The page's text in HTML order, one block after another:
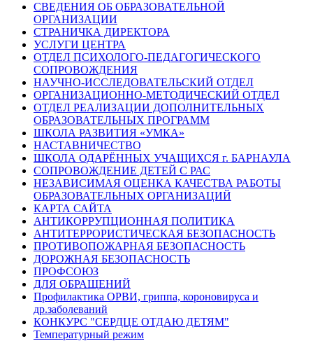
СВЕДЕНИЯ ОБ ОБРАЗОВАТЕЛЬНОЙ
ОРГАНИЗАЦИИ
СТРАНИЧКА ДИРЕКТОРА
УСЛУГИ ЦЕНТРА
ОТДЕЛ ПСИХОЛОГО-ПЕДАГОГИЧЕСКОГО
СОПРОВОЖДЕНИЯ
НАУЧНО-ИССЛЕДОВАТЕЛЬСКИЙ ОТДЕЛ
ОРГАНИЗАЦИОННО-МЕТОДИЧЕСКИЙ ОТДЕЛ
ОТДЕЛ РЕАЛИЗАЦИИ ДОПОЛНИТЕЛЬНЫХ
ОБРАЗОВАТЕЛЬНЫХ ПРОГРАММ
ШКОЛА РАЗВИТИЯ «УМКА»
НАСТАВНИЧЕСТВО
ШКОЛА ОДАРЁННЫХ УЧАЩИХСЯ г. БАРНАУЛА
СОПРОВОЖДЕНИЕ ДЕТЕЙ С РАС
НЕЗАВИСИМАЯ ОЦЕНКА КАЧЕСТВА РАБОТЫ
ОБРАЗОВАТЕЛЬНЫХ ОРГАНИЗАЦИЙ
КАРТА САЙТА
АНТИКОРРУПЦИОННАЯ ПОЛИТИКА
АНТИТЕРРОРИСТИЧЕСКАЯ БЕЗОПАСНОСТЬ
ПРОТИВОПОЖАРНАЯ БЕЗОПАСНОСТЬ
ДОРОЖНАЯ БЕЗОПАСНОСТЬ
ПРОФСОЮЗ
ДЛЯ ОБРАЩЕНИЙ
Профилактика ОРВИ, гриппа, короновируса и
др.заболеваний
КОНКУРС "СЕРДЦЕ ОТДАЮ ДЕТЯМ"
Температурный режим